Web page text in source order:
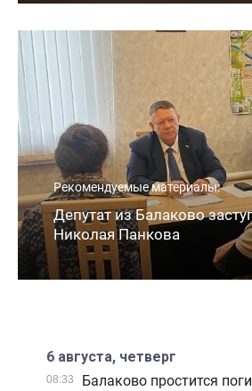
Рекомендуемые материалы:
Депутат из Балаково
Николая Панкова
6 августа, четверг
08:33
Балаково простится